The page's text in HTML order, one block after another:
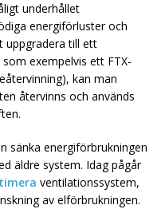
underhållet
energiförluster och
uppgradera till ett
exempelvis ett FTX-
kan man
återvinns och används
sänka energiförbrukningen
äldre system. Idag pågår
ventilationssystem,
av elförbrukningen.